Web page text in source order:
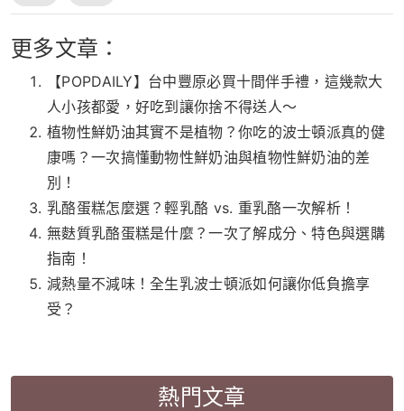
更多文章：
【POPDAILY】台中豐原必買十間伴手禮，這幾款大
人小孩都愛，好吃到讓你捨不得送人～
植物性鮮奶油其實不是植物？你吃的波士頓派真的健
康嗎？一次搞懂動物性鮮奶油與植物性鮮奶油的差
別！
乳酪蛋糕怎麼選？輕乳酪 vs. 重乳酪一次解析！
無麩質乳酪蛋糕是什麼？一次了解成分、特色與選購
指南！
減熱量不減味！全生乳波士頓派如何讓你低負擔享
受？
熱門文章